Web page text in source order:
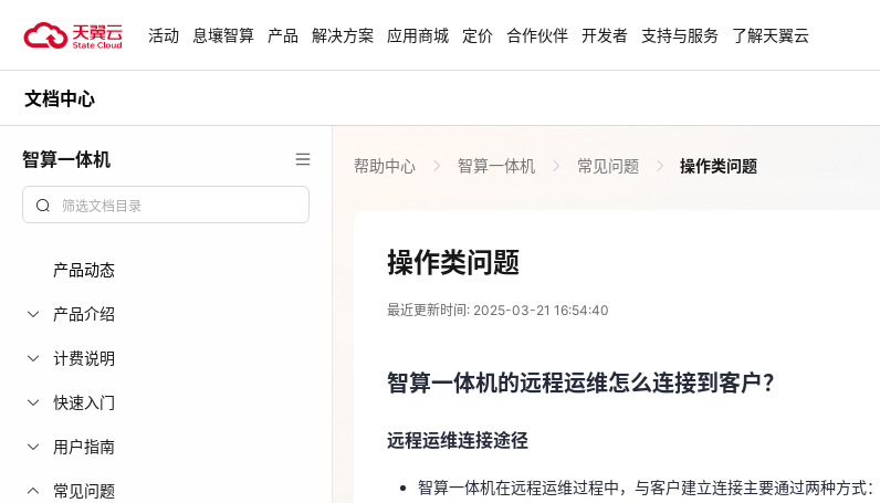
试用，产品折扣等，助您降本增
安全隔离版OpenClaw NEW 聚力AI赋能 天翼云大
企业出海解决方案
助力您的业务扬帆出海，通达全球！
“一云多芯、一云多态”,
云上钜惠 天翼云奖励推广计划
活动 息壤智算 产品 解决方案 应用商城 定价 合作伙伴 开发者 支持与服务 了解天翼云
文档中心
智算一体机
产品动态
产品介绍
计费说明
快速入门
用户指南
常见问题
帮助中心 智算一体机 常见问题 操作类问题
操作类问题
最近更新时间: 2025-03-21 16:54:40
2025-03-21 08:54:40
远程运维连接途径
智算一体机在远程运维过程中，与客户建立连接主要通过两种方式
智算一体机的远程运维怎么连接到客户？
远程运维连接途径
智算一体机在远程运维过程中，与客户建立连接主要通过两种方式